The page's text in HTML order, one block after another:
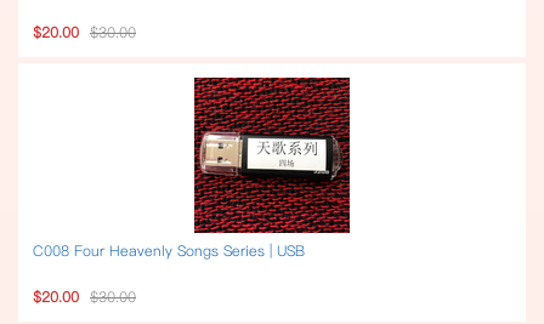
$20.00 $30.00
C008 Four Heavenly Songs Series | USB
$20.00 $30.00